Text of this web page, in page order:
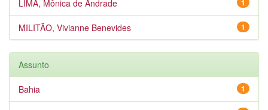
1
LIMA, Mônica de Andrade
1
MILITÃO, Vivianne Benevides
Assunto
1
Bahia